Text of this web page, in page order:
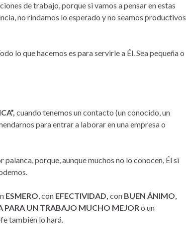
de trabajo, porque si vamos a pensar en estas
no rindamos lo esperado y no seamos productivos
lo que hacemos es para servirle a Él. Sea pequeña o
cuando tenemos un contacto (un conocido, un
para entrar a laborar en una empresa o
palanca, porque, aunque muchos no lo conocen, Él si
ESMERO, con EFECTIVIDAD, con BUEN ÁNIMO,
PARA UN TRABAJO MUCHO MEJOR o un
también lo hará.